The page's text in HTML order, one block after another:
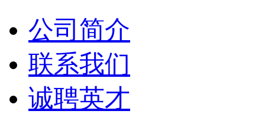
公司简介
联系我们
诚聘英才